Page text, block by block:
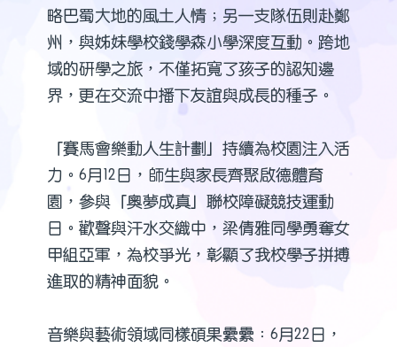
略巴蜀大地的風土人情；另一支隊伍則赴鄭
州，與姊妹學校錢學森小學深度互動。跨地
域的研學之旅，不僅拓寬了孩子的認知邊
界，更在交流中播下友誼與成長的種子。
「賽馬會樂動人生計劃」持續為校園注入活
力。6月12日，師生與家長齊聚啟德體育
園，參與「奧夢成真」聯校障礙競技運動
日。歡聲與汗水交織中，梁倩雅同學勇奪女
甲組亞軍，為校爭光，彰顯了我校學子拼搏
進取的精神面貌。
音樂與藝術領域同樣碩果纍纍：6月22日，